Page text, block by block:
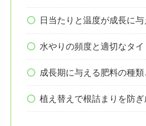
日当たりと温度が成長に
水やりの頻度と適切なタ
成長期に与える肥料の種
植え替えで根詰まりを防